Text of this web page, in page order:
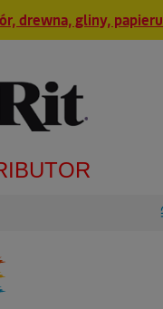
drewna, gliny, papieru